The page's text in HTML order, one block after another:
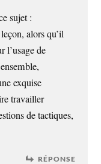
sujet :
alors qu’il
l’usage de
exquise
travailler
de tactiques,
RÉPONSE